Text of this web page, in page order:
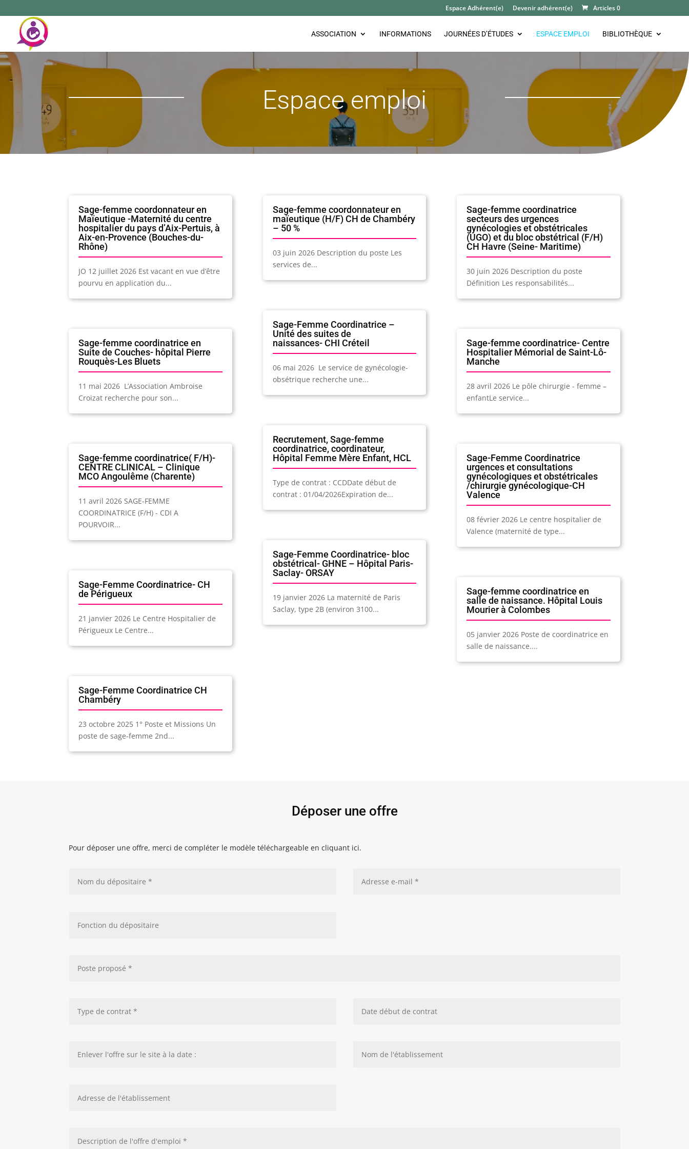
Espace Adhérent(e) Devenir adhérent(e) Articles 0
ASSOCIATION INFORMATIONS JOURNÉES D’ÉTUDES ESPACE EMPLOI BIBLIOTHÈQUE
Espace emploi
Sage-femme coordonnateur en
Maïeutique -Maternité du centre
hospitalier du pays d’Aix-Pertuis, à
Aix-en-Provence (Bouches-du-
Rhône)
JO 12 juillet 2026 Est vacant en vue d’être
pourvu en application du...
Sage-femme coordinatrice en
Suite de Couches- hôpital Pierre
Rouquès-Les Bluets
11 mai 2026 L’Association Ambroise
Croizat recherche pour son...
Sage-femme coordinatrice( F/H)-
CENTRE CLINICAL – Clinique
MCO Angoulême (Charente)
11 avril 2026 SAGE-FEMME
COORDINATRICE (F/H) - CDI A
POURVOIR...
Sage-Femme Coordinatrice- CH
de Périgueux
21 janvier 2026 Le Centre Hospitalier de
Périgueux Le Centre...
Sage-Femme Coordinatrice CH
Chambéry
23 octobre 2025 1° Poste et Missions Un
poste de sage-femme 2nd...
Sage-femme coordonnateur en
maïeutique (H/F) CH de Chambéry
– 50 %
03 juin 2026 Description du poste Les
services de...
Sage-Femme Coordinatrice –
Unité des suites de
naissances- CHI Créteil
06 mai 2026 Le service de gynécologie-
obsétrique recherche une...
Recrutement, Sage-femme
coordinatrice, coordinateur,
Hôpital Femme Mère Enfant, HCL
Type de contrat : CCDDate début de
contrat : 01/04/2026Expiration de...
Sage-Femme Coordinatrice- bloc
obstétrical- GHNE – Hôpital Paris-
Saclay- ORSAY
19 janvier 2026 La maternité de Paris
Saclay, type 2B (environ 3100...
Sage-femme coordinatrice
secteurs des urgences
gynécologies et obstétricales
(UGO) et du bloc obstétrical (F/H)
CH Havre (Seine- Maritime)
30 juin 2026 Description du poste
Définition Les responsabilités...
Sage-femme coordinatrice- Centre
Hospitalier Mémorial de Saint-Lô-
Manche
28 avril 2026 Le pôle chirurgie - femme –
enfantLe service...
Sage-Femme Coordinatrice
urgences et consultations
gynécologiques et obstétricales
/chirurgie gynécologique-CH
Valence
08 février 2026 Le centre hospitalier de
Valence (maternité de type...
Sage-femme coordinatrice en
salle de naissance. Hôpital Louis
Mourier à Colombes
05 janvier 2026 Poste de coordinatrice en
salle de naissance....
Déposer une offre
Pour déposer une offre, merci de compléter le modèle téléchargeable en cliquant ici.